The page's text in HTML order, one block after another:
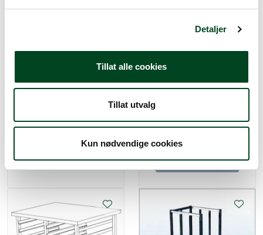
Detaljer
Tillat alle cookies
Tillat utvalg
Kun nødvendige cookies
Nicro brettvogn GN 19 stk
710x550x1600mm
Gi meg et tilbud
Nicro brettvogn 19 2/1GN
587x660x1600mm
Gi meg et tilbud